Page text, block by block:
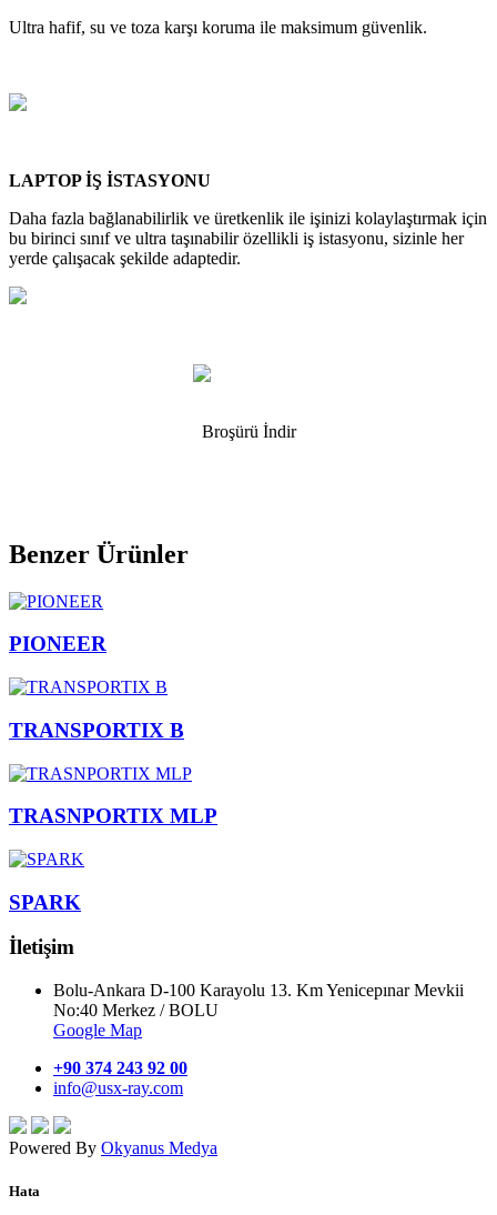
Ultra hafif, su ve toza karşı koruma ile maksimum güvenlik.
LAPTOP İŞ İSTASYONU
Daha fazla bağlanabilirlik ve üretkenlik ile işinizi kolaylaştırmak için
bu birinci sınıf ve ultra taşınabilir özellikli iş istasyonu, sizinle her
yerde çalışacak şekilde adaptedir.
Broşürü İndir
Benzer Ürünler
PIONEER
TRANSPORTIX B
TRASNPORTIX MLP
SPARK
İletişim
Bolu-Ankara D-100 Karayolu 13. Km Yenicepınar Mevkii
No:40 Merkez / BOLU
Google Map
+90 374 243 92 00
info@usx-ray.com
Powered By Okyanus Medya
Hata